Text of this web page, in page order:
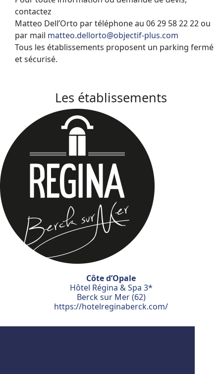
contactez
Matteo Dell’Orto par téléphone au 06 29 58 22 22 ou
par mail matteo.dellorto@objectif-plus.com
Tous les établissements proposent un parking fermé
et sécurisé.
Les établissements
Côte d’Opale
Hôtel Régina & Spa 3*
Berck sur Mer (62)
https://hotelreginaberck.com/